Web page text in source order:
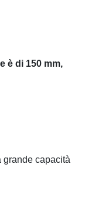
è di 150 mm,
grande capacità